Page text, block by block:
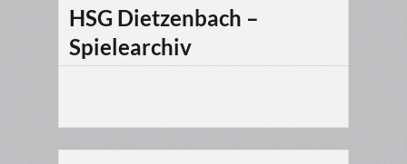
HSG Dietzenbach –
Spielearchiv